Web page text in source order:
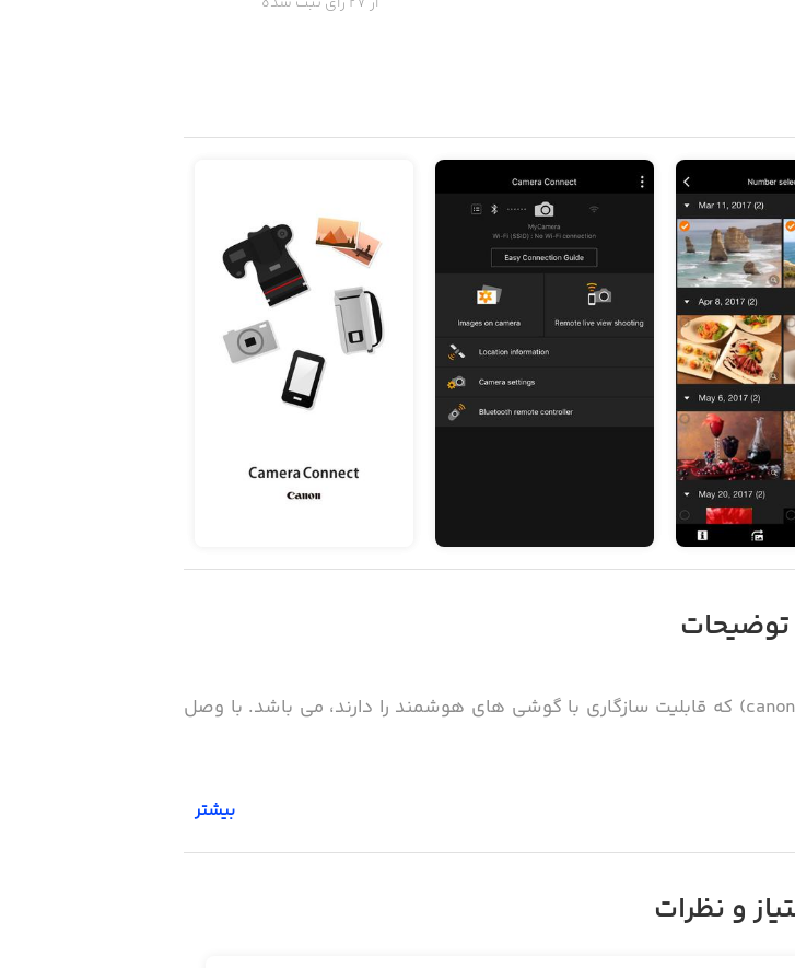
توضیحات
این اپلیکیشن برای جا به جایی عکس های دوربین های کنون (canon) که قابلیت سازگاری با گوشی های هوشمند را دارند، می باشد. با وصل
بیشتر
و نظرات